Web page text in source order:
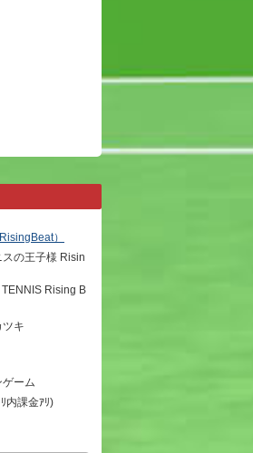
の王子様 Risin
Rising B
ツキ
ゲーム
内課金ｱﾘ)